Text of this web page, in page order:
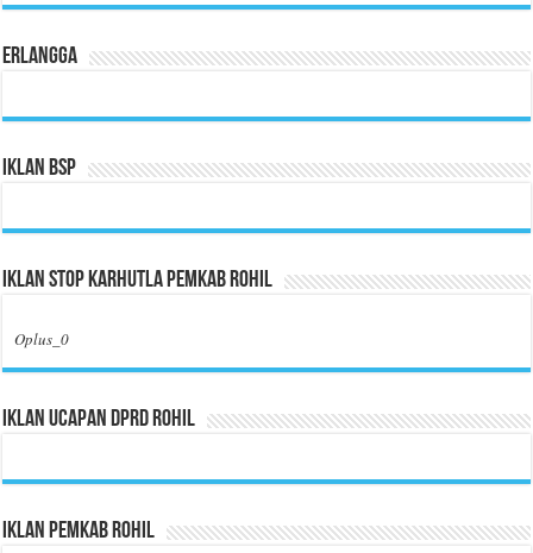
Erlangga
Iklan BSP
Iklan Stop Karhutla Pemkab Rohil
Oplus_0
Iklan Ucapan DPRD Rohil
Iklan Pemkab Rohil